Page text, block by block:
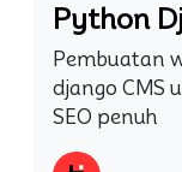
Python
Pembuatan
django CMS
SEO penuh